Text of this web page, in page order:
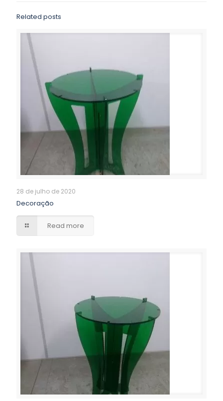
Related posts
28 de julho de 2020
Decoração
Read more